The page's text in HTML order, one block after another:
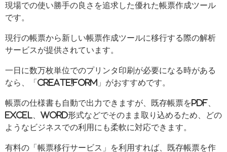
現場での使い勝手の良さを追求した優れた帳票作成ツール
です。
現行の帳票から新しい帳票作成ツールに移行する際の解析
サービスが提供されています。
一日に数万枚単位でのプリンタ印刷が必要になる時がある
なら、「Create!form」がおすすめです。
帳票の仕様書も自動で出力できますが、既存帳票をPDF、
Excel、Word形式などでそのまま取り込めるため、どの
ようなビジネスでの利用にも柔軟に対応できます。
有料の「帳票移行サービス」を利用すれば、既存帳票を作